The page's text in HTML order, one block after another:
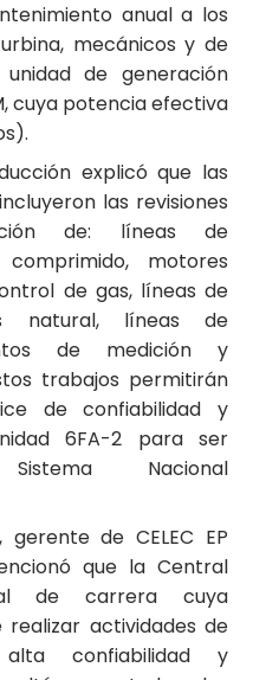
anual a los
mecánicos y de
de generación
cuya potencia efectiva
explicó que las
las revisiones
de: líneas de
motores
de gas, líneas de
natural, líneas de
de medición y
trabajos permitirán
de confiabilidad y
6FA-2 para ser
Nacional
gerente de CELEC EP
que la Central
de carrera cuya
actividades de
confiabilidad y